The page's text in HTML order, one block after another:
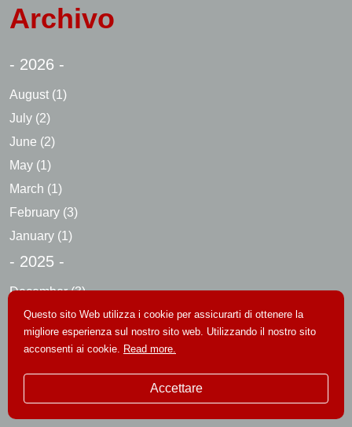
Archivo
- 2026 -
August (1)
July (2)
June (2)
May (1)
March (1)
February (3)
January (1)
- 2025 -
December(3)
October (1)
September(1)
Questo sito Web utilizza i cookie per assicurarti di ottenere la
migliore esperienza sul nostro sito web. Utilizzando il nostro sito
acconsenti ai cookie. Read more.
Accettare